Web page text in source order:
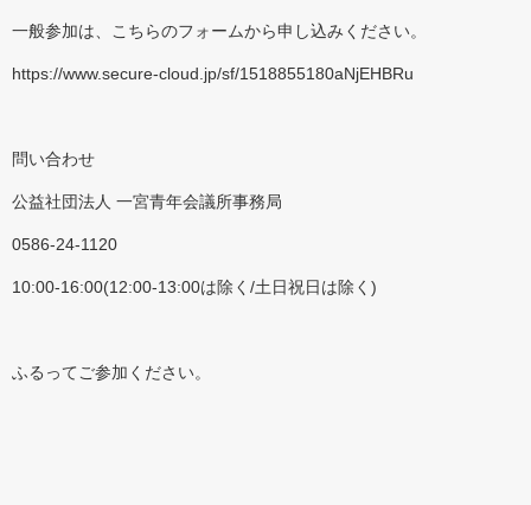
一般参加は、こちらのフォームから申し込みください。
https://www.secure-cloud.jp/sf/1518855180aNjEHBRu
問い合わせ
公益社団法人 一宮青年会議所事務局
0586-24-1120
10:00-16:00(12:00-13:00は除く/土日祝日は除く)
ふるってご参加ください。